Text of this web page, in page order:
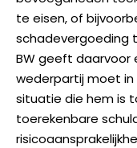
te eisen, of
schadevergoeding
BW geeft daarvoor
wederpartij moet in
situatie die hem is
toerekenbare